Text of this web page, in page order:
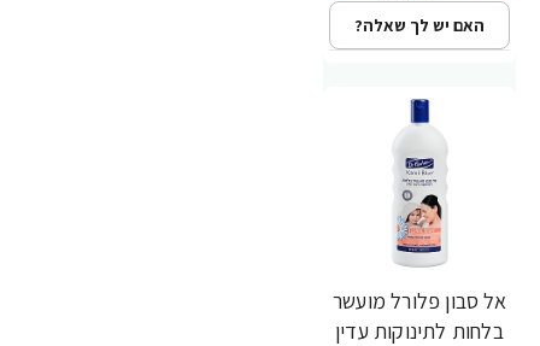
האם יש לך שאלה?
אל סבון פלורל מועשר
בלחות לתינוקות עדין